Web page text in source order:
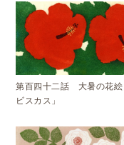
第百四十二話 大暑の花絵
ビスカス」